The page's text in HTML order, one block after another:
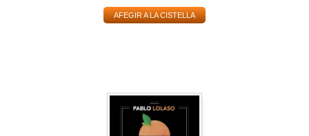
AFEGIR A LA CISTELLA